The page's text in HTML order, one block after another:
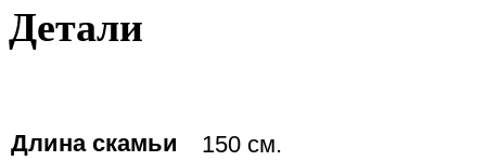
Детали
Длина скамьи 150 см.